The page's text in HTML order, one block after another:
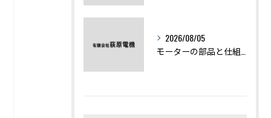
2026/08/05